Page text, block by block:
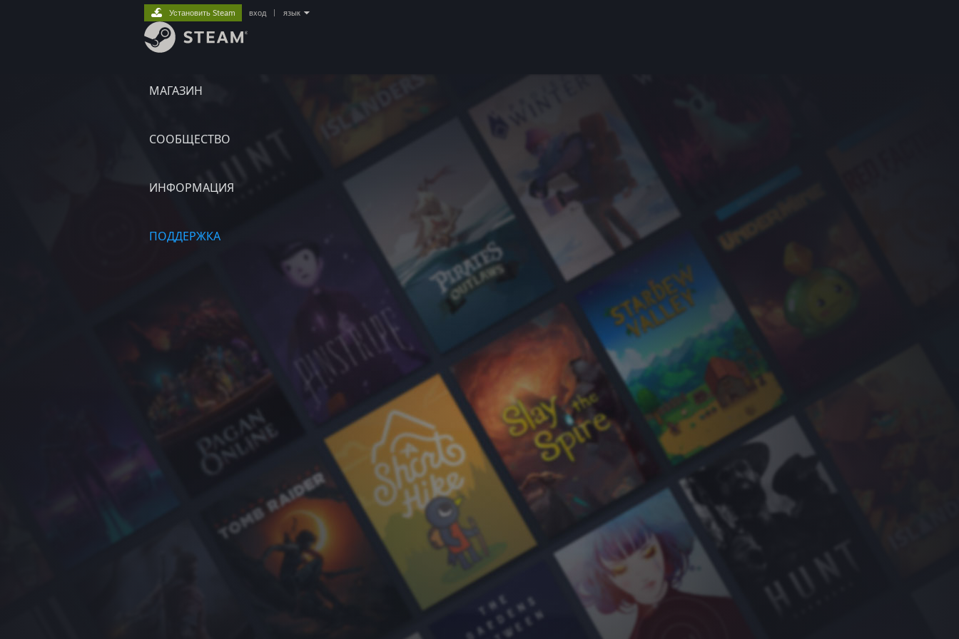
МАГАЗИН
СООБЩЕСТВО
ИНФОРМАЦИЯ
ПОДДЕРЖКА
Установить Steam вход язык